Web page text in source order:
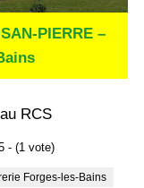
PIERRE –
RCS
- (1 vote)
Forges-les-Bains